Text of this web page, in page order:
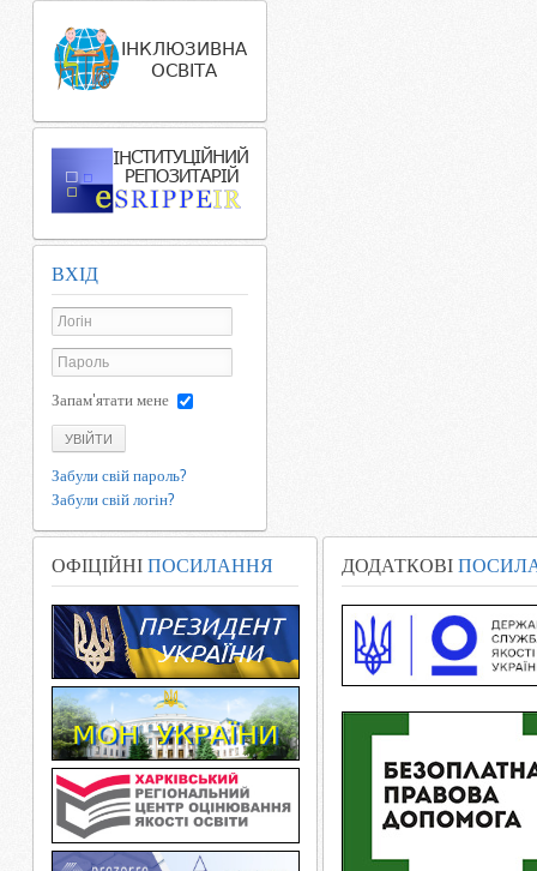
ВХІД
Запам'ятати мене
УВІЙТИ
Забули свій пароль?
Забули свій логін?
ОФІЦІЙНІ ПОСИЛАННЯ ДОДАТКОВІ